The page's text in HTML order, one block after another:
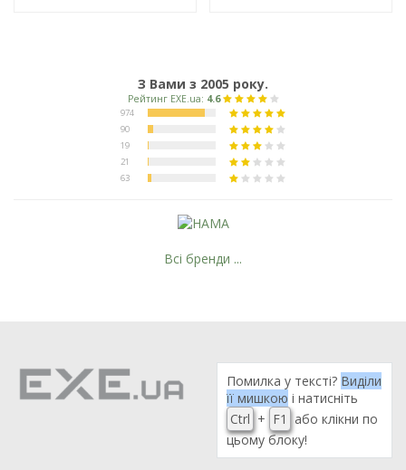
З Вами з 2005 року.
Всі бренди ...
Помилка у тексті? Виділи
її мишкою і натисніть
Ctrl + F1
або клікни по
цьому блоку!